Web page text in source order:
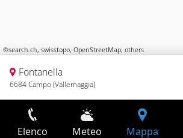
©search.ch, swisstopo, OpenStreetMap, others
Fontanella
6684 Campo (Vallemaggia)
Elenco Meteo Mappa